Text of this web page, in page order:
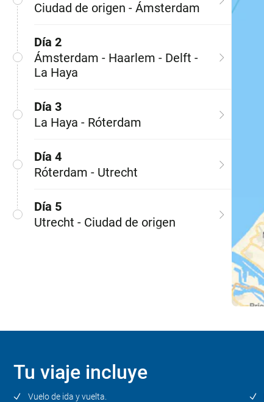
Ciudad de origen - Ámsterdam
Día 2
Ámsterdam - Haarlem - Delft -
La Haya
Día 3
La Haya - Róterdam
Día 4
Róterdam - Utrecht
Día 5
Utrecht - Ciudad de origen
Tu viaje incluye
Vuelo de ida y vuelta.